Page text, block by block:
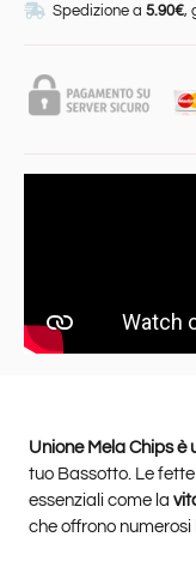
Spedizione a 5.90€,
Unione Mela Chips è
tuo Bassotto. Le
essenziali come la
che offrono numerosi